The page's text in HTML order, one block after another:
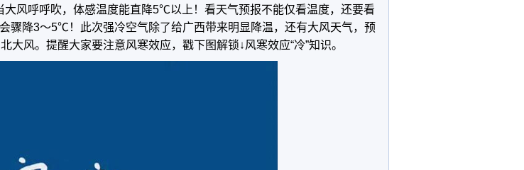
风呼呼吹，体感温度能直降5℃以上！看天气预报不能仅看温度，还要看
骤降3～5℃！此次强冷空气除了给广西带来明显降温，还有大风天气，预
风。提醒大家要注意风寒效应，戳下图解锁↓风寒效应“冷”知识。